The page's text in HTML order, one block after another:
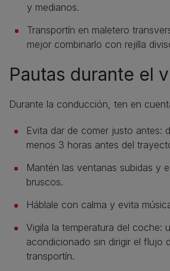
y medianos.
Transportín en maletero
mejor combinarlo con rejilla
Pautas durante el
Durante la conducción, ten en
Evita dar de comer justo antes:
menos 3 horas antes del
Mantén las ventanas subidas y
bruscos.
Háblale con calma y evita
Vigila la temperatura del coche:
acondicionado sin dirigir el flujo
transportín.